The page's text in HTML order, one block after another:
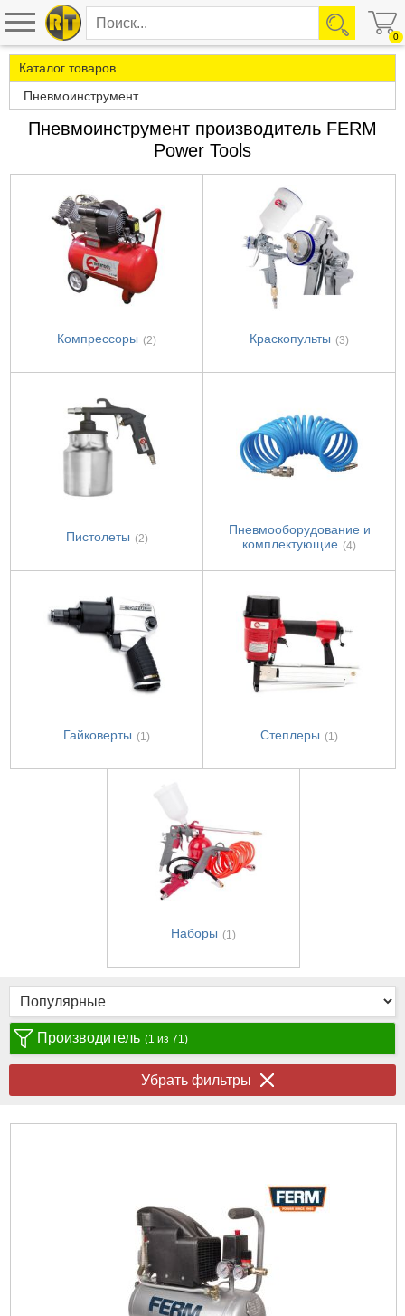
0
Каталог товаров
Пневмоинструмент
Пневмоинструмент производитель FERM
Power Tools
Компрессоры (2) Краскопульты (3)
Пистолеты (2)
Пневмооборудование и
комплектующие (4)
Гайковерты (1) Степлеры (1)
Наборы (1)
Производитель (1 из 71)
Убрать фильтры